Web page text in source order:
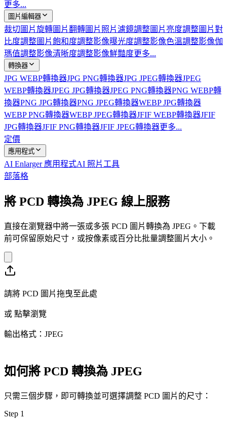
更多...
圖片編輯器
裁切圖片旋轉圖片翻轉圖片 照片濾鏡調整圖片亮度調整圖片對
比度調整圖片飽和度調整影像曝光度調整影像色溫調整影像伽
瑪值調整影像清晰度調整影像鮮豔度更多...
轉換器
JPG WEBP轉換器JPG PNG轉換器JPG JPEG轉換器JPEG
WEBP轉換器JPEG JPG轉換器JPEG PNG轉換器PNG WEBP轉
換器PNG JPG轉換器PNG JPEG轉換器WEBP JPG轉換器
WEBP PNG轉換器WEBP JPEG轉換器JFIF WEBP轉換器JFIF
JPG轉換器JFIF PNG轉換器JFIF JPEG轉換器更多...
定價
應用程式
AI Enlarger 應用程式AI 照片工具
部落格
將 PCD 轉換為 JPEG 線上服務
直接在瀏覽器中將一張或多張 PCD 圖片轉換為 JPEG。下載
前可保留原始尺寸，或按像素或百分比批量調整圖片大小。
請將 PCD 圖片拖曳至此處
或 點擊瀏覽
輸出格式：JPEG
如何將 PCD 轉換為 JPEG
只需三個步驟，即可轉換並可選擇調整 PCD 圖片的尺寸：
Step 1